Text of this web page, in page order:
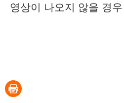
영상이 나오지 않을 경우